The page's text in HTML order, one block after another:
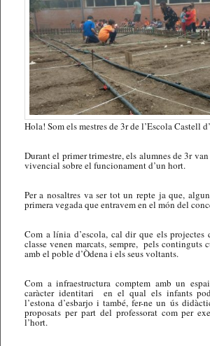
Hola! Som els mestres de 3r de l’Escola Castell
Durant el primer trimestre, els alumnes de 3r
vivencial sobre el funcionament d’un hort.
Per a nosaltres va ser tot un repte ja que,
primera vegada que entravem en el món del
Com a línia d’escola, cal dir que els projectes
classe venen marcats, sempre, pels continguts
amb el poble d’Òdena i els seus voltants.
Com a infraestructura comptem amb un
caràcter identitari en el qual els infants
l’estona d’esbarjo i també, fer-ne un ús
proposats per part del professorat com per
l’hort.